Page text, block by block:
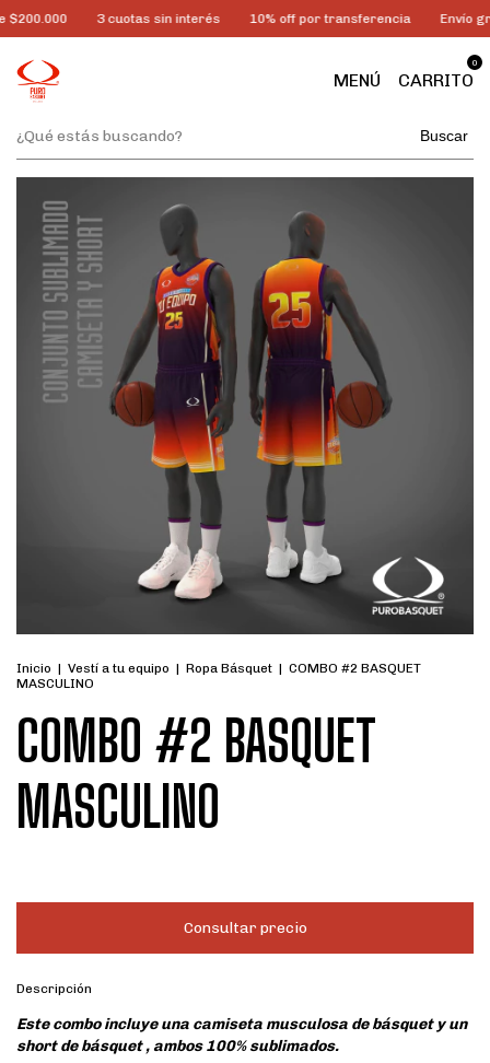
3 cuotas sin interés 10% off por transferencia Envío
MENÚ CARRITO
0
Buscar
Inicio | Vestí a tu equipo | Ropa Básquet | COMBO #2 BASQUET
MASCULINO
COMBO #2 BASQUET
MASCULINO
Descripción
Este combo incluye una camiseta musculosa de básquet y un
short de básquet , ambos 100% sublimados.